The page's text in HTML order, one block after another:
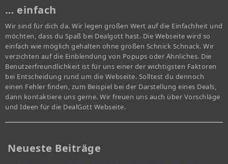
… einfach
Wir sind für dich da. Wir legen großen Wert auf die Einfachheit und
möchten, dass du Spaß bei Dealgott hast. Die Webseite wird so
einfach wie möglich gehalten ohne großen Schnick Schnack. Wir
verzichten auf die Einblendung von Popups oder Ähnliches. Die
Benutzerfreundlichkeit ist für uns einer der wichtigsten Faktoren
bei Entscheidung rund um die Webseite. Solltest du dennoch
einen Fehler finden, zum Beispiel bei der Darstellung eines Deals,
dann kontaktiere uns gerne. Wir freuen uns auch über Vorschläge
und Ideen für die DealGott Webseite.
Neueste Beiträge